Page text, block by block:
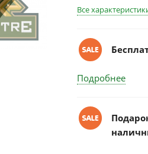
Все
Подробнее